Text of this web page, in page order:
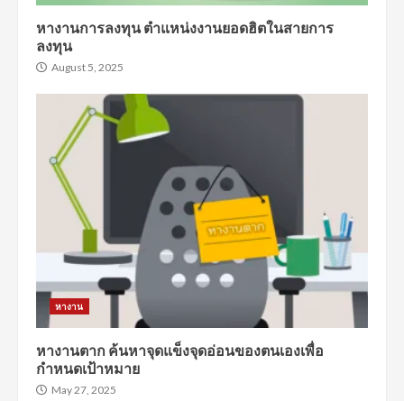
หางานการลงทุน ตำแหน่งงานยอดฮิตในสายการ
ลงทุน
August 5, 2025
หางาน
หางานตาก ค้นหาจุดแข็งจุดอ่อนของตนเองเพื่อ
กำหนดเป้าหมาย
May 27, 2025